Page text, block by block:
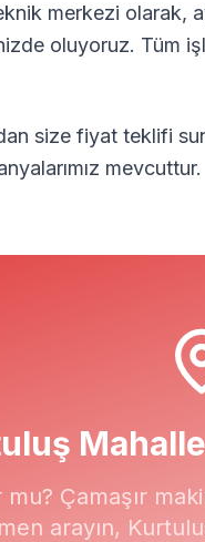
merkezi olarak,
oluyoruz. Tüm
size fiyat teklifi
mevcuttur.
Çamaşır
arayın,